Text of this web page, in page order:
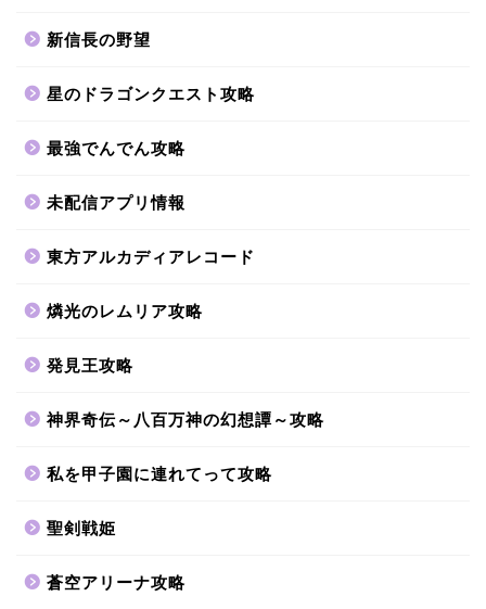
新信長の野望
星のドラゴンクエスト攻略
最強でんでん攻略
未配信アプリ情報
東方アルカディアレコード
燐光のレムリア攻略
発見王攻略
神界奇伝～八百万神の幻想譚～攻略
私を甲子園に連れてって攻略
聖剣戦姫
蒼空アリーナ攻略